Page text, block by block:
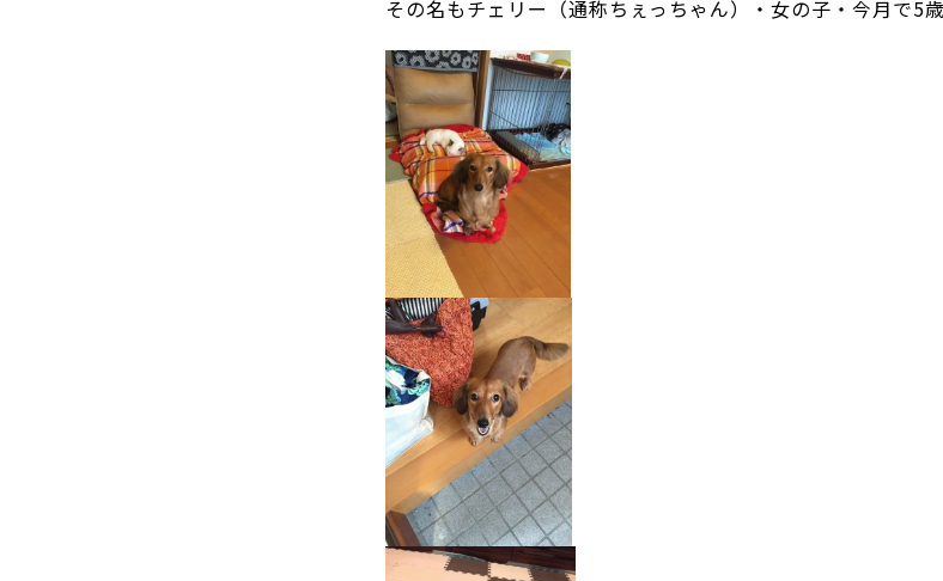
その名もチェリー（通称ちぇっちゃん）・女の子・今月で5歳